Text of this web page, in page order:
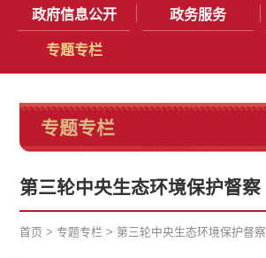
政府信息公开 政务服务
专题专栏
专题专栏
第三轮中央生态环境保护督察
首页 >专题专栏 > 第三轮中央生态环境保护督察